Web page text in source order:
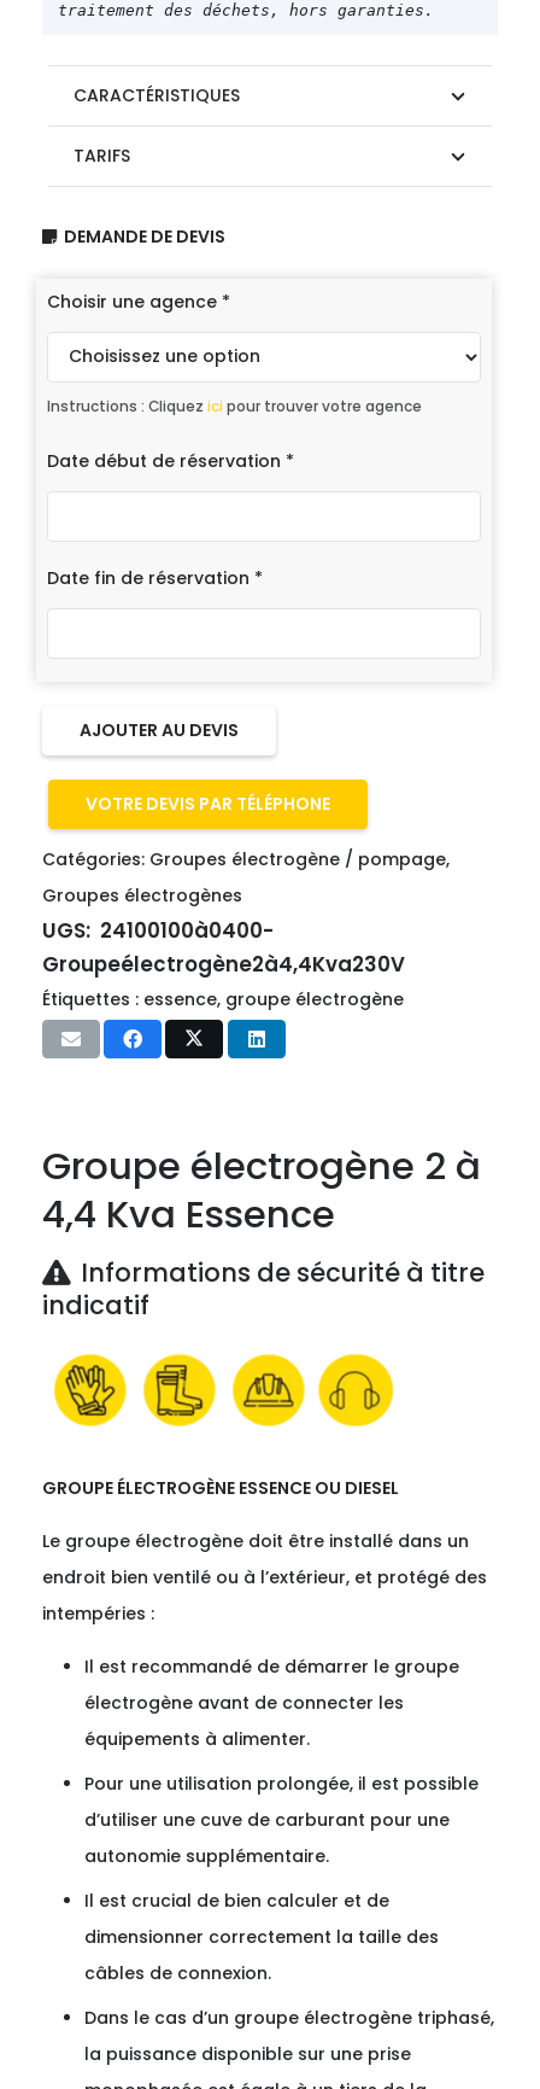
traitement des déchets, hors garanties.
CARACTÉRISTIQUES
TARIFS
DEMANDE DE DEVIS
Choisir une agence *
Instructions : Cliquez ici pour trouver votre agence
Date début de réservation *
Date fin de réservation *
AJOUTER AU DEVIS
VOTRE DEVIS PAR TÉLÉPHONE
Catégories: Groupes électrogène / pompage,
Groupes électrogènes
UGS: 24100100à0400-
Groupeélectrogène2à4,4Kva230V
Étiquettes : essence, groupe électrogène
Groupe électrogène 2 à
4,4 Kva Essence
Informations de sécurité à titre
indicatif
GROUPE ÉLECTROGÈNE ESSENCE OU DIESEL
Le groupe électrogène doit être installé dans un
endroit bien ventilé ou à l’extérieur, et protégé des
intempéries :
Il est recommandé de démarrer le groupe
électrogène avant de connecter les
équipements à alimenter.
Pour une utilisation prolongée, il est possible
d’utiliser une cuve de carburant pour une
autonomie supplémentaire.
Il est crucial de bien calculer et de
dimensionner correctement la taille des
câbles de connexion.
Dans le cas d’un groupe électrogène triphasé,
la puissance disponible sur une prise